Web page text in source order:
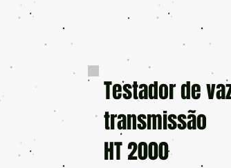
Testador de
transmissão
HT 2000